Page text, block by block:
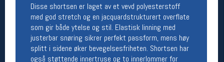
Disse shortsen er laget av et vevd polyesterstoff
med god stretch og en jacquardstrukturert overflate
som gir både ytelse og stil. Elastisk linning med
justerbar snøring sikrer perfekt passform, mens høy
splitt i sidene øker bevegelsesfriheten. Shortsen har
også støttende innertruse og to innerlommer for
Team Oslo Sportslager
Magasinet